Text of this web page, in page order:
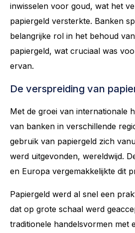
inwisselen voor goud, wat het
papiergeld versterkte. Banken
belangrijke rol in het behoud
papiergeld, wat cruciaal was
ervan.
De verspreiding van
Met de groei van internationale
van banken in verschillende
gebruik van papiergeld zich
werd uitgevonden, wereldwijd.
en Europa vergemakkelijkte dit
Papiergeld werd al snel een
dat op grote schaal werd
traditionele handelsvormen met